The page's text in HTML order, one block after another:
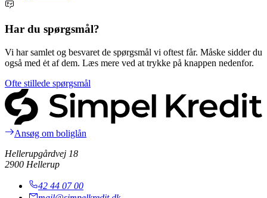
Har du spørgsmål?
Vi har samlet og besvaret de spørgsmål vi oftest får. Måske sidder du
også med ėt af dem. Læs mere ved at trykke på knappen nedenfor.
Ofte stillede spørgsmål
Ansøg om boliglån
Hellerupgårdvej 18
2900 Hellerup
42 44 07 00